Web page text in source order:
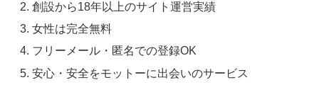
創設から18年以上のサイト運営実績
女性は完全無料
フリーメール・匿名での登録OK
安心・安全をモットーに出会いのサービス